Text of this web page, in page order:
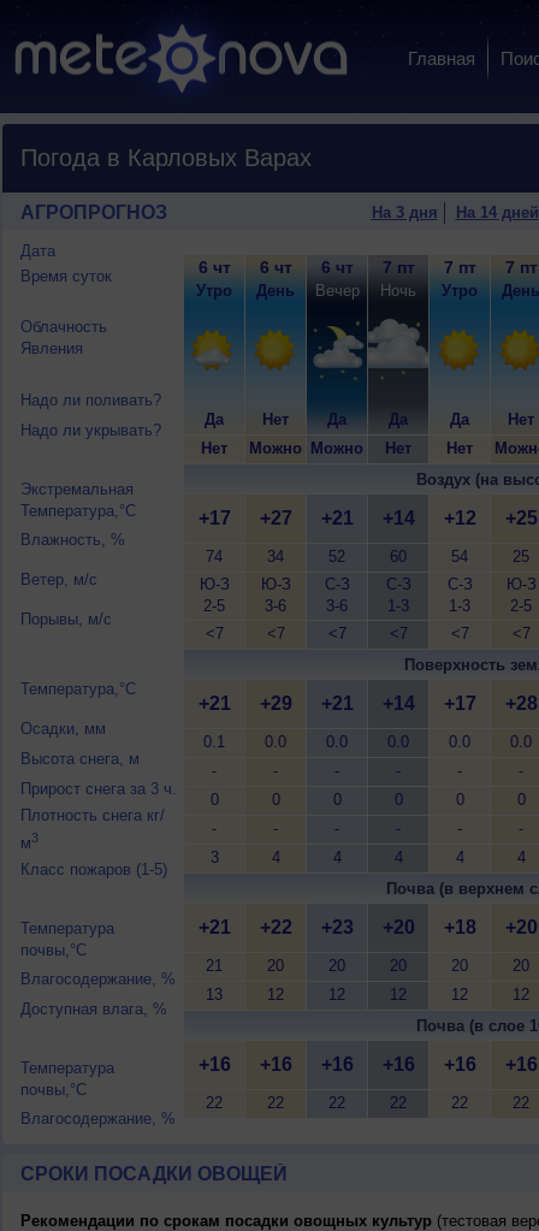
Главная
Погода в Карловых Варах
АГРОПРОГНОЗ На 3 дня На 14 дней
Дата
Время суток
Облачность
Явления
Надо ли поливать?
Надо ли укрывать?
Экстремальная
Температура,°C
Влажность, %
Ветер, м/с
Порывы, м/с
Температура,°C
Осадки, мм
Высота снега, м
Прирост снега за 3 ч.
Плотность снега кг/
м3
Класс пожаров (1-5)
Температура
почвы,°C
Влагосодержание, %
Доступная влага, %
Температура
почвы,°C
Влагосодержание, %
6 чт
Утро
Да
Нет
6 чт
День
Нет
Можно
6 чт
Вечер
Да
Можно
7 пт
Ночь
Да
Нет
7 пт
Утро
Да
Нет
7 пт
День
Нет
Воздух (на
+17
74
Ю-З
2-5
<7
+27
34
Ю-З
3-6
<7
+21
52
С-З
3-6
<7
+14
60
С-З
1-3
<7
+12
54
С-З
1-3
<7
+25
25
Ю-З
2-5
<7
Поверхность
+21
0.1
-
0
-
3
+29
0.0
-
0
-
4
+21
0.0
-
0
-
4
+14
0.0
-
0
-
4
+17
0.0
-
0
-
4
+28
0.0
-
0
-
4
Почва (в верхнем
+21
21
13
+22
20
12
+23
20
12
+20
20
12
+18
20
12
+20
20
12
Почва (в слое
+16
22
+16
22
+16
22
+16
22
+16
22
+16
22
СРОКИ ПОСАДКИ ОВОЩЕЙ
Рекомендации по срокам посадки овощных культур(тестовая